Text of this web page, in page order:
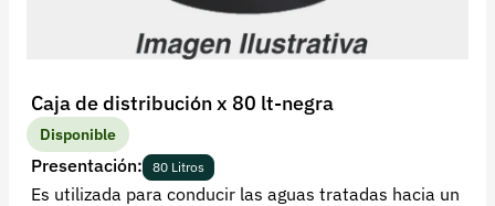
Caja de distribución x 80 lt-negra
Disponible
Presentación: 80 Litros
Es utilizada para conducir las aguas tratadas hacia un
Recuperar contraseña
Contacto
Soporte